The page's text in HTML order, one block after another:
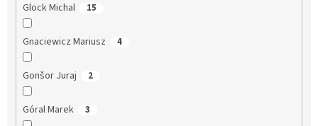
Glock Michal 15
Gnaciewicz Mariusz 4
Gonšor Juraj 2
Góral Marek 3